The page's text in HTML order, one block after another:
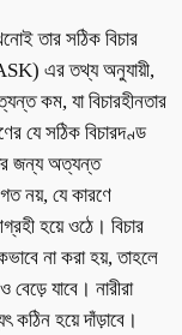
তার সঠিক বিচার
এর তথ্য অনুযায়ী,
কম, যা বিচারহীনতার
যে সঠিক বিচারদণ্ড
জন্য অত্যন্ত
নয়, যে কারণে
হয়ে ওঠে। বিচার
না করা হয়, তাহলে
বেড়ে যাবে। নারীরা
কঠিন হয়ে দাঁড়াবে।